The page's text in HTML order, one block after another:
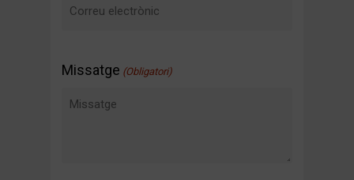
Missatge (Obligatori)